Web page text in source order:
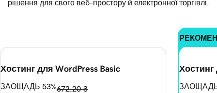
рішення для свого веб-простору й електронної торгівлі.
Хостинг для WordPress Basic
ЗАОЩАДЬ 53%672,20 ₴
Хостинг
ЗАОЩАДЬ